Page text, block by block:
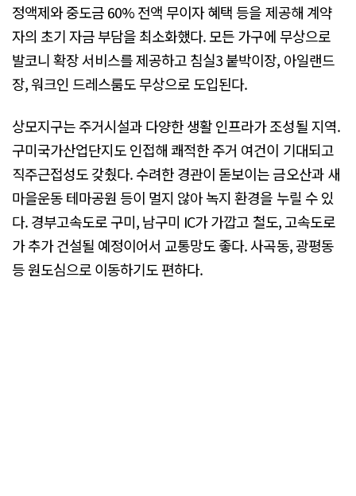
정액제와 중도금 60% 전액 무이자 혜택 등을 제공해 계약
자의 초기 자금 부담을 최소화했다. 모든 가구에 무상으로
발코니 확장 서비스를 제공하고 침실3 붙박이장, 아일랜드
장, 워크인 드레스룸도 무상으로 도입된다.
상모지구는 주거시설과 다양한 생활 인프라가 조성될 지역.
구미국가산업단지도 인접해 쾌적한 주거 여건이 기대되고
직주근접성도 갖췄다. 수려한 경관이 돋보이는 금오산과 새
마을운동 테마공원 등이 멀지 않아 녹지 환경을 누릴 수 있
다. 경부고속도로 구미, 남구미 IC가 가깝고 철도, 고속도로
가 추가 건설될 예정이어서 교통망도 좋다. 사곡동, 광평동
등 원도심으로 이동하기도 편하다.